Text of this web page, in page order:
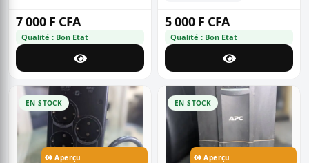
7 000 F CFA
Qualité : Bon Etat
5 000 F CFA
Qualité : Bon Etat
EN STOCK
Aperçu
EN STOCK
Aperçu